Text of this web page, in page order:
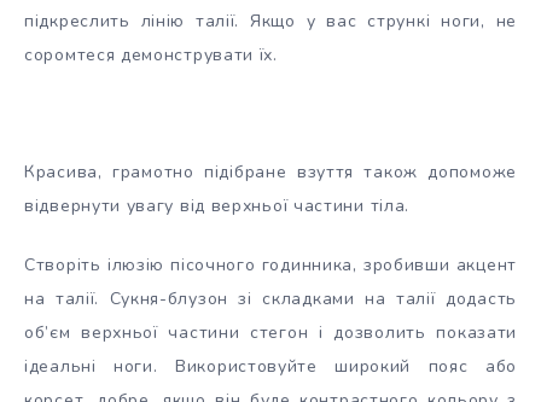
підкреслить лінію талії. Якщо у вас стрункі ноги, не
соромтеся демонструвати їх.
Красива, грамотно підібране взуття також допоможе
відвернути увагу від верхньої частини тіла.
Створіть ілюзію пісочного годинника, зробивши акцент
на талії. Сукня-блузон зі складками на талії додасть
об’єм верхньої частини стегон і дозволить показати
ідеальні ноги. Використовуйте широкий пояс або